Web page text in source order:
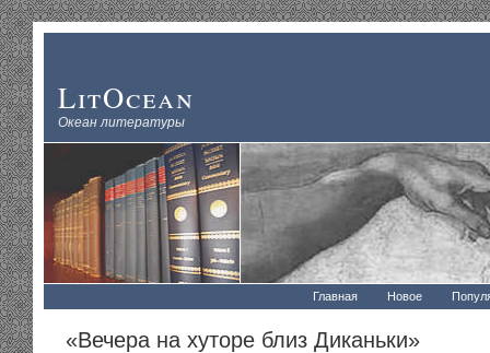
LitOcean
Океан литературы
Главная Новое
«Вечера на хуторе близ Диканьки»